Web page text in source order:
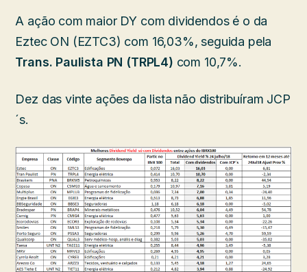
A ação com maior DY com dividendos é o da
Eztec ON (EZTC3) com 16,03%, seguida pela
Trans. Paulista PN (TRPL4) com 10,7%.
Dez das vinte ações da lista não distribuíram JCP
´s.